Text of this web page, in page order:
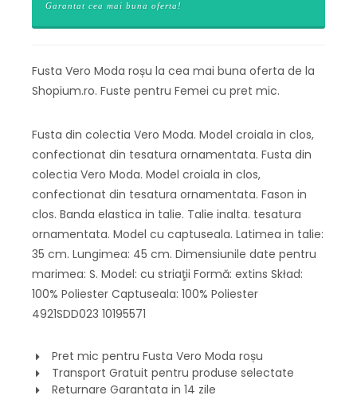
Garantat cea mai buna oferta!
Fusta Vero Moda roșu la cea mai buna oferta de la
Shopium.ro. Fuste pentru Femei cu pret mic.
Fusta din colectia Vero Moda. Model croiala in clos,
confectionat din tesatura ornamentata. Fusta din
colectia Vero Moda. Model croiala in clos,
confectionat din tesatura ornamentata. Fason in
clos. Banda elastica in talie. Talie inalta. tesatura
ornamentata. Model cu captuseala. Latimea in talie:
35 cm. Lungimea: 45 cm. Dimensiunile date pentru
marimea: S. Model: cu striaţii Formă: extins Skład:
100% Poliester Captuseala: 100% Poliester
4921SDD023 10195571
Pret mic pentru Fusta Vero Moda roșu
Transport Gratuit pentru produse selectate
Returnare Garantata in 14 zile